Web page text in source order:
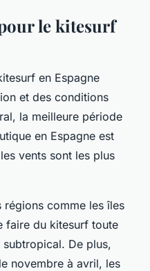
le kitesurf
en Espagne
et des conditions
la meilleure période
en Espagne est
vents sont les plus
régions comme les îles
faire du kitesurf toute
De plus,
novembre à avril, les